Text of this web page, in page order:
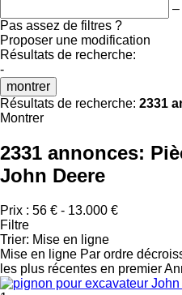
–
Pas assez de filtres ?
Proposer une modification
Résultats de recherche:
-
montrer
Résultats de recherche: 2331
Montrer
2331 annonces:
John Deere
Prix : 56 € - 13.000 €
Filtre
Trier: Mise en ligne
Mise en ligne Par ordre
les plus récentes en premier